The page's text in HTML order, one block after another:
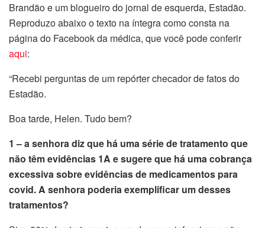
Brandão e um blogueiro do jornal de esquerda, Estadão.
Reproduzo abaixo o texto na íntegra como consta na
página do Facebook da médica, que você pode conferir
aqui:
“Recebi perguntas de um repórter checador de fatos do
Estadão.
Boa tarde, Helen. Tudo bem?
1 – a senhora diz que há uma série de tratamento que
não têm evidências 1A e sugere que há uma cobrança
excessiva sobre evidências de medicamentos para
covid. A senhora poderia exemplificar um desses
tratamentos?